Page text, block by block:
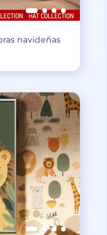
navideñas